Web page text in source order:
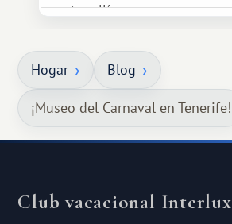
estar allí...
Hogar Blog
¡Museo del Carnaval en Tenerife!
Club vacacional Interlux